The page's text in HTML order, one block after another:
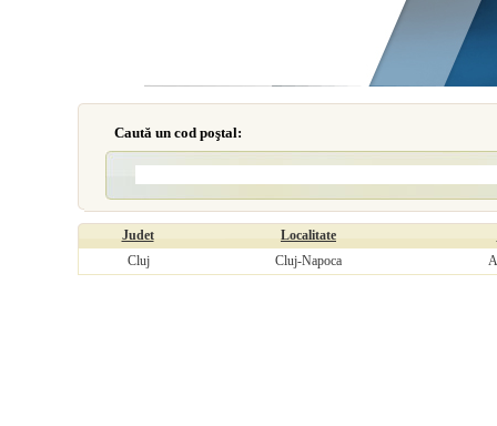
Caută un cod poştal:
Judet Localitate
Cluj
Cluj-Napoca